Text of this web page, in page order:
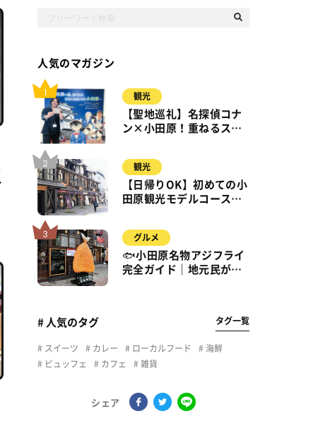
人気のマガジン
観光
【聖地巡礼】名探偵コナ
ン×小田原！重ねるスタ
で】小田原・箱根・湯河
原
観光
【日帰りOK】初めての小
田原観光モデルコース｜
満喫
グルメ
🐟小田原名物アジフライ
完全ガイド｜地元民が通
# 人気のタグ タグ一覧
スイーツ カレー ローカルフード
海鮮
ビュッフェ
カフェ 雑貨
シェア